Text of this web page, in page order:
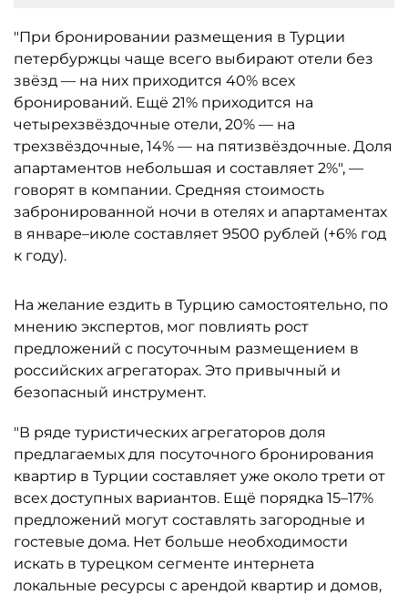
"При бронировании размещения в Турции
петербуржцы чаще всего выбирают отели без
звёзд — на них приходится 40% всех
бронирований. Ещё 21% приходится на
четырехзвёздочные отели, 20% — на
трехзвёздочные, 14% — на пятизвёздочные. Доля
апартаментов небольшая и составляет 2%", —
говорят в компании. Средняя стоимость
забронированной ночи в отелях и апартаментах
в январе–июле составляет 9500 рублей (+6% год
к году).
На желание ездить в Турцию самостоятельно, по
мнению экспертов, мог повлиять рост
предложений с посуточным размещением в
российских агрегаторах. Это привычный и
безопасный инструмент.
"В ряде туристических агрегаторов доля
предлагаемых для посуточного бронирования
квартир в Турции составляет уже около трети от
всех доступных вариантов. Ещё порядка 15–17%
предложений могут составлять загородные и
гостевые дома. Нет больше необходимости
искать в турецком сегменте интернета
локальные ресурсы с арендой квартир и домов,